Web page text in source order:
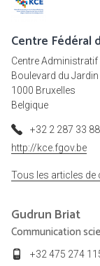
Centre Fédéral
Centre
Boulevard du
1000 Bruxelles
Belgique
+32 2 287 33
http://kce.fgov.be
Tous les articles de
Gudrun Briat
Communication
+32 475 274